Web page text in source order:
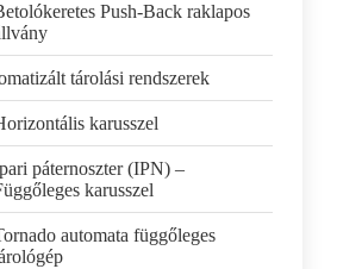
Push-Back raklapos
tárolási rendszerek
karusszel
páternoszter (IPN) –
karusszel
automata függőleges